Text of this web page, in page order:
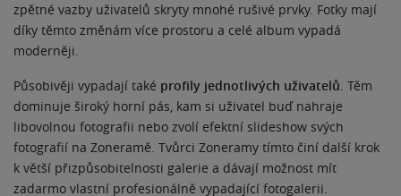
zpětné vazby uživatelů skryty mnohé rušivé prvky. Fotky mají
díky těmto změnám více prostoru a celé album vypadá
moderněji.
Působivěji vypadají také profily jednotlivých uživatelů. Těm
dominuje široký horní pás, kam si uživatel buď nahraje
libovolnou fotografii nebo zvolí efektní slideshow svých
fotografií na Zoneramě. Tvůrci Zoneramy tímto činí další krok
k větší přizpůsobitelnosti galerie a dávají možnost mít
zadarmo vlastní profesionálně vypadající fotogalerii.